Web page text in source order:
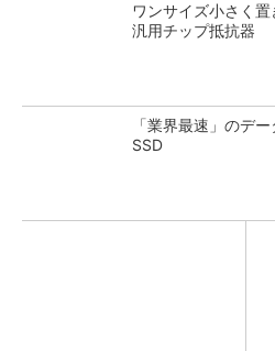
ワンサイズ小さく
汎用チップ抵抗器
「業界最速」のデ
SSD